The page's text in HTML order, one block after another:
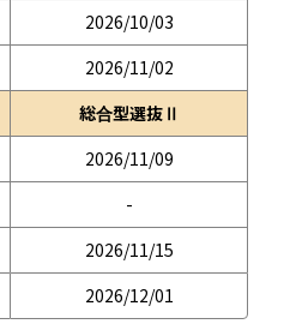
2026/10/03
2026/11/02
総合型選抜Ⅱ
2026/11/09
-
2026/11/15
2026/12/01